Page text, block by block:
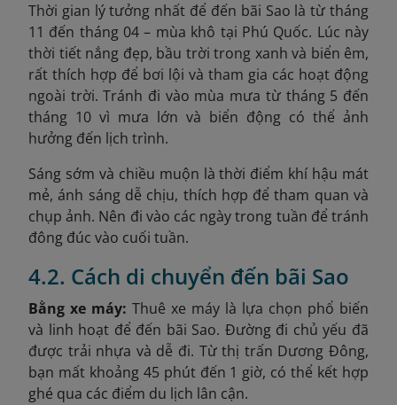
Thời gian lý tưởng nhất để đến bãi Sao là từ tháng
11 đến tháng 04 – mùa khô tại Phú Quốc. Lúc này
thời tiết nắng đẹp, bầu trời trong xanh và biển êm,
rất thích hợp để bơi lội và tham gia các hoạt động
ngoài trời. Tránh đi vào mùa mưa từ tháng 5 đến
tháng 10 vì mưa lớn và biển động có thể ảnh
hưởng đến lịch trình.
Sáng sớm và chiều muộn là thời điểm khí hậu mát
mẻ, ánh sáng dễ chịu, thích hợp để tham quan và
chụp ảnh. Nên đi vào các ngày trong tuần để tránh
đông đúc vào cuối tuần.
4.2. Cách di chuyển đến bãi Sao
Bằng xe máy: Thuê xe máy là lựa chọn phổ biến
và linh hoạt để đến bãi Sao. Đường đi chủ yếu đã
được trải nhựa và dễ đi. Từ thị trấn Dương Đông,
bạn mất khoảng 45 phút đến 1 giờ, có thể kết hợp
ghé qua các điểm du lịch lân cận.